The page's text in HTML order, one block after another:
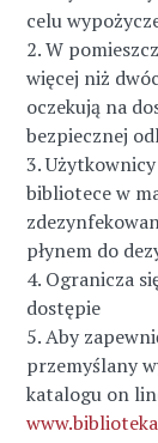
celu
2. W
więcej niż
oczekują na
bezpiecznej
3.
bibliotece w
płynem do
4. Ogranicza
dostępie
5. Aby
przemyślany
katalogu on